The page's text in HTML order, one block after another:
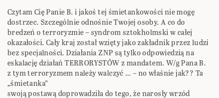
Czytam Cię Panie B. i jakoś tej śmietankowości nie mogę
dostrzec. Szczególnie odnośnie Twojej osoby. A co do
bredzeń o terroryzmie – syndrom sztokholmski w całej
okazałości. Cały kraj został wzięty jako zakładnik przez ludzi
bez specjalności. Działania ZNP są tylko odpowiedzią na
eskalację działań TERRORYSTÓW z mandatem. W/g Pana B.
z tym terroryzmem należy walczyć … – no właśnie jak?? Ta
„śmietanka”
swoją postawą doprowadziła do tego, że narosły wrzód